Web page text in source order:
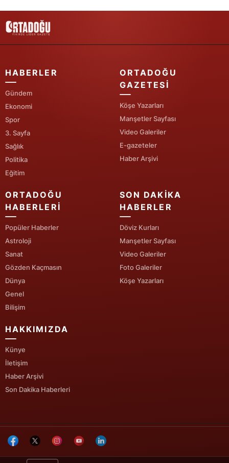
HABERLER
Gündem
Ekonomi
Spor
3. Sayfa
Sağlık
Politika
Eğitim
ORTADOĞU
GAZETESI
Köşe Yazarları
Manşetler Sayfası
Video Galeriler
E-gazeteler
Haber Arşivi
ORTADOĞU
HABERLERI
Popüler Haberler
Astroloji
Sanat
Gözden Kaçmasın
Dünya
Genel
Bilişim
SON DAKIKA
HABERLER
Döviz Kurları
Manşetler Sayfası
Video Galeriler
Foto Galeriler
Köşe Yazarları
HAKKIMIZDA
Künye
İletişim
Haber Arşivi
Son Dakika Haberleri